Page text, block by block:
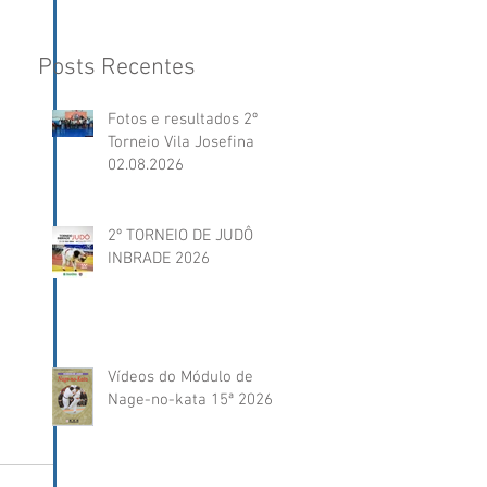
Posts Recentes
Fotos e resultados 2º
Torneio Vila Josefina
02.08.2026
2º TORNEIO DE JUDÔ
INBRADE 2026
Vídeos do Módulo de
Nage-no-kata 15ª 2026